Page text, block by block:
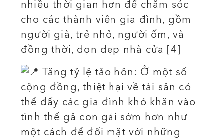
nhiều thời gian hơn để chăm sóc
cho các thành viên gia đình, gồm
người già, trẻ nhỏ, người ốm, và
đồng thời, dọn dẹp nhà cửa [4]
Tăng tỷ lệ tảo hôn: Ở một số
cộng đồng, thiệt hại về tài sản có
thể đẩy các gia đình khó khăn vào
tình thế gả con gái sớm hơn như
một cách để đối mặt với những